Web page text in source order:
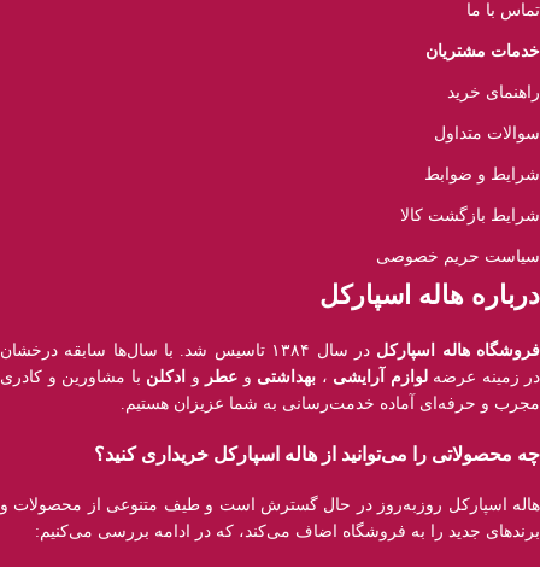
تماس با ما
خدمات مشتریان
راهنمای خرید
سوالات متداول
شرایط و ضوابط
شرایط بازگشت کالا
سیاست حریم خصوصی
درباره هاله اسپارکل
فروشگاه هاله اسپارکل
در سال ۱۳۸۴ تاسیس شد. با سال‌ها سابقه درخشان
در زمینه عرضهلوازم آرایشی ، بهداشتی و عطر و ادکلن با مشاورین و کادری
مجرب و حرفه‌ای آماده خدمت‌رسانی به شما عزیزان هستیم.
چه محصولاتی را می‌توانید از هاله اسپارکل خریداری کنید؟
هاله اسپارکل روزبه‌روز در حال گسترش است و طیف متنوعی از محصولات و
برند‌های جدید را به فروشگاه اضاف می‌کند، که در ادامه بررسی می‌کنیم: